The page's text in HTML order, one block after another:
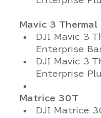
Mavic 3 Thermal
DJI Mavic 3
Enterprise
DJI Mavic 3
Enterprise
Matrice 30T
DJI Matrice